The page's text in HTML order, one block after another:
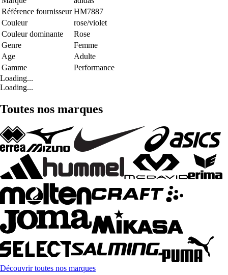
Référence fournisseur HM7887
Couleur
rose/violet
Couleur dominante
Rose
Genre
Femme
Age
Adulte
Gamme
Performance
Loading...
Loading...
Toutes nos marques
Découvrir toutes nos marques